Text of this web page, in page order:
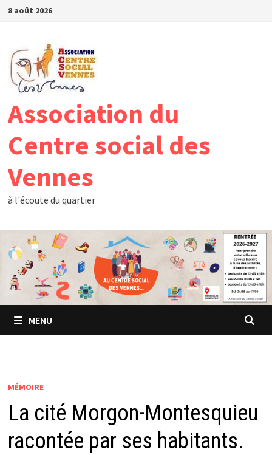
Passer
8 août 2026
Association du
Centre social des
Vennes
à l'écoute du quartier
MENU
MÉMOIRE
La cité Morgon-Montesquieu
racontée par ses habitants.